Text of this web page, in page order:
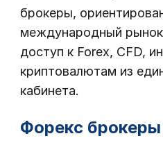
брокеры,
международный
доступ к Forex, CFD,
криптовалютам из
кабинета.
Форекс